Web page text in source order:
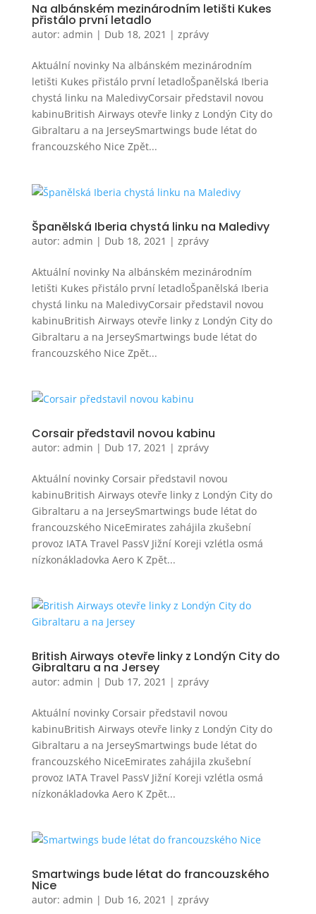
Na albánském mezinárodním letišti Kukes
přistálo první letadlo
autor: admin | Dub 18, 2021 | zprávy
Aktuální novinky Na albánském mezinárodním
letišti Kukes přistálo první letadloŠpanělská Iberia
chystá linku na MaledivyCorsair představil novou
kabinuBritish Airways otevře linky z Londýn City do
Gibraltaru a na JerseySmartwings bude létat do
francouzského Nice Zpět...
Španělská Iberia chystá linku na Maledivy
autor: admin | Dub 18, 2021 | zprávy
Aktuální novinky Na albánském mezinárodním
letišti Kukes přistálo první letadloŠpanělská Iberia
chystá linku na MaledivyCorsair představil novou
kabinuBritish Airways otevře linky z Londýn City do
Gibraltaru a na JerseySmartwings bude létat do
francouzského Nice Zpět...
Corsair představil novou kabinu
autor: admin | Dub 17, 2021 | zprávy
Aktuální novinky Corsair představil novou
kabinuBritish Airways otevře linky z Londýn City do
Gibraltaru a na JerseySmartwings bude létat do
francouzského NiceEmirates zahájila zkušební
provoz IATA Travel PassV Jižní Koreji vzlétla osmá
nízkonákladovka Aero K Zpět...
British Airways otevře linky z Londýn City do
Gibraltaru a na Jersey
autor: admin | Dub 17, 2021 | zprávy
Aktuální novinky Corsair představil novou
kabinuBritish Airways otevře linky z Londýn City do
Gibraltaru a na JerseySmartwings bude létat do
francouzského NiceEmirates zahájila zkušební
provoz IATA Travel PassV Jižní Koreji vzlétla osmá
nízkonákladovka Aero K Zpět...
Smartwings bude létat do francouzského
Nice
autor: admin | Dub 16, 2021 | zprávy